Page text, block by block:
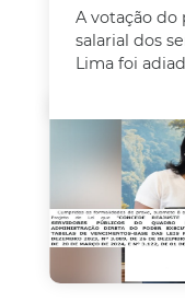
A votação
salarial dos
Lima foi